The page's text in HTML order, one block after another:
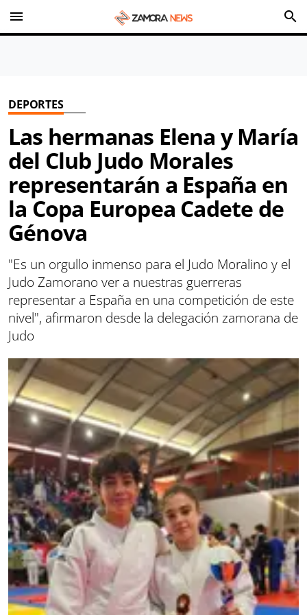
menu search
DEPORTES
Las hermanas Elena y María
del Club Judo Morales
representarán a España en
la Copa Europea Cadete de
Génova
"Es un orgullo inmenso para el Judo Moralino y el
Judo Zamorano ver a nuestras guerreras
representar a España en una competición de este
nivel", afirmaron desde la delegación zamorana de
Judo